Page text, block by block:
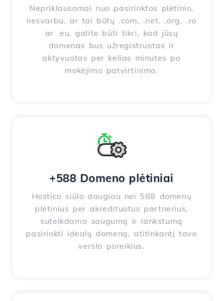
Nepriklausomai nuo pasirinktos plėtinio,
nesvarbu, ar tai būtų .com, .net, .org, .ro
ar .eu, galite būti tikri, kad jūsų
domenas bus užregistruotas ir
aktyvuotas per kelias minutes po
mokėjimo patvirtinimo.
+588 Domeno plėtiniai
Hostico siūlo daugiau nei 588 domenų
plėtinius per akredituotus partnerius,
suteikdama saugumą ir lankstumą
pasirinkti idealų domeną, atitinkantį tavo
verslo poreikius.